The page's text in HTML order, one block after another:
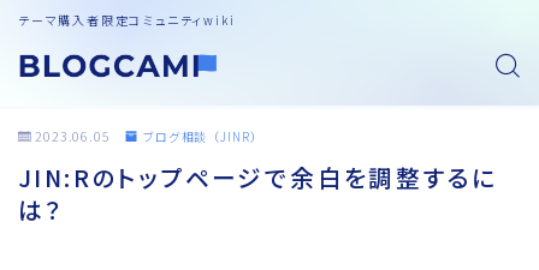
テーマ購入者限定コミュニティwiki
2023.06.05 ブログ相談（JINR）
JIN:Rのトップページで余白を調整するに
は？